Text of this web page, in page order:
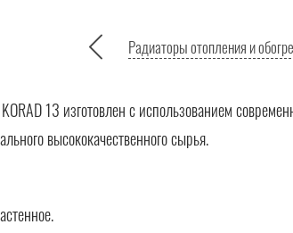
Радиаторы отопления и
13 изготовлен с использованием
высококачественного сырья.